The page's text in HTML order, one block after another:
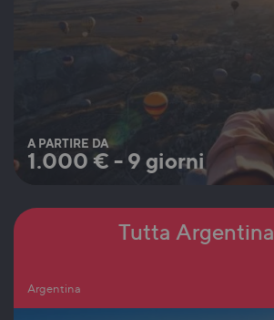
A PARTIRE DA
1.000 € - 9 giorni
Argentina
Tutta Argentina